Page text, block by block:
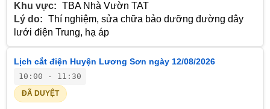
Khu vực: TBA Nhà Vườn TAT
Lý do: Thí nghiệm, sửa chữa bảo dưỡng đường dây
lưới điện Trung, hạ áp
Lịch cắt điện Huyện Lương Sơn ngày 12/08/2026
10:00 - 11:30
ĐÃ DUYỆT